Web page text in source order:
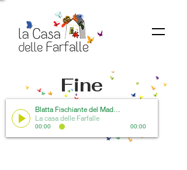
Fine
Blatta Fischiante del Madagascar
La casa delle Farfalle
00:00 00:00